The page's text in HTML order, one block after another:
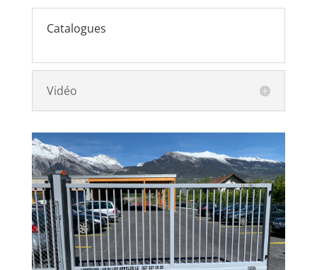
Catalogues
Vidéo